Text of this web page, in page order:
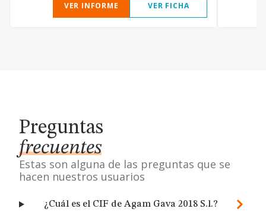
VER INFORME VER FICHA
Preguntas
frecuentes
Estas son alguna de las preguntas que se
hacen nuestros usuarios
¿Cuál es el CIF de Agam Gava 2018 S.l.?